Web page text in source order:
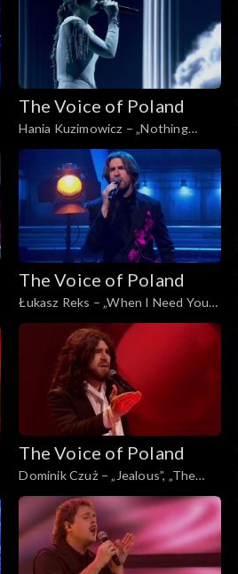
The Voice of Poland
Hania Kuzimowicz – „Nothing
Compares 2U”, „The Voice of
Poland”, Finał, 29 listopada 2025
The Voice of Poland
Łukasz Reks – „When I Need You”,
„The Voice of Poland”, Finał, 29
listopada 2025
The Voice of Poland
Dominik Czuż – „Jealous”, „The
Voice of Poland”, Live 3, 22
listopada 2025